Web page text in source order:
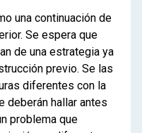
una continuación de
Se espera que
de una estrategia ya
previo. Se las
diferentes con la
deberán hallar antes
problema que